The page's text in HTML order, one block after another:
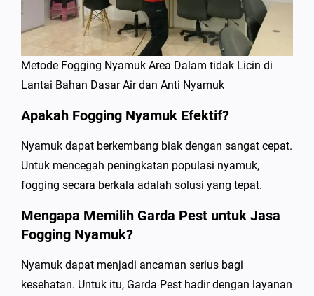
Metode Fogging Nyamuk Area Dalam tidak Licin di
Lantai Bahan Dasar Air dan Anti Nyamuk
Apakah Fogging Nyamuk Efektif?
Nyamuk dapat berkembang biak dengan sangat cepat.
Untuk mencegah peningkatan populasi nyamuk,
fogging secara berkala adalah solusi yang tepat.
Mengapa Memilih Garda Pest untuk Jasa
Fogging Nyamuk?
Nyamuk dapat menjadi ancaman serius bagi
kesehatan. Untuk itu, Garda Pest hadir dengan layanan